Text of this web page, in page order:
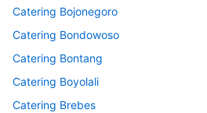
Catering Bojonegoro
Catering Bondowoso
Catering Bontang
Catering Boyolali
Catering Brebes